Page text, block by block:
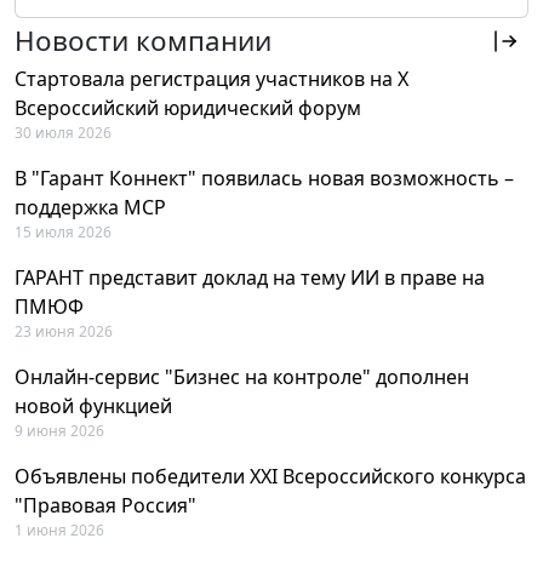
Новости компании
Стартовала регистрация участников на X
Всероссийский юридический форум
30 июля 2026
В "Гарант Коннект" появилась новая возможность –
поддержка MCP
15 июля 2026
ГАРАНТ представит доклад на тему ИИ в праве на
ПМЮФ
23 июня 2026
Онлайн-сервис "Бизнес на контроле" дополнен
новой функцией
9 июня 2026
Объявлены победители XXI Всероссийского конкурса
"Правовая Россия"
1 июня 2026